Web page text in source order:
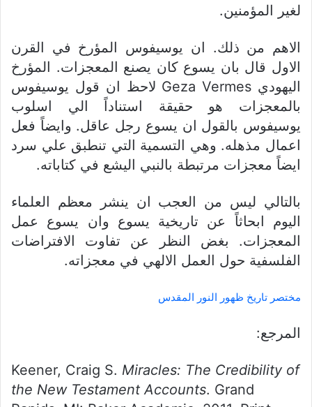
لغير المؤمنين.
الاهم من ذلك. ان يوسيفوس المؤرخ في القرن
الاول قال بان يسوع كان يصنع المعجزات. المؤرخ
اليهودي Geza Vermes لاحظ ان قول يوسيفوس
بالمعجزات هو حقيقة استناداً الي اسلوب
يوسيفوس بالقول ان يسوع رجل عاقل. وايضاً فعل
اعمال مذهله. وهي التسمية التي تنطبق علي سرد
ايضاً معجزات مرتبطة بالنبي اليشع في كتاباته.
بالتالي ليس من العجب ان ينشر معظم العلماء
اليوم ابحاثاً عن تاريخية يسوع وان يسوع عمل
المعجزات. بغض النظر عن تفاوت الافتراضات
الفلسفية حول العمل الالهي في معجزاته.
مختصر تاريخ ظهور النور المقدس
المرجع:
Keener, Craig S. Miracles: The Credibility of
the New Testament Accounts. Grand